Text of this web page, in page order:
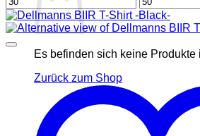
Es befinden sich keine Produkte
Zurück zum Shop
Preis
Preis